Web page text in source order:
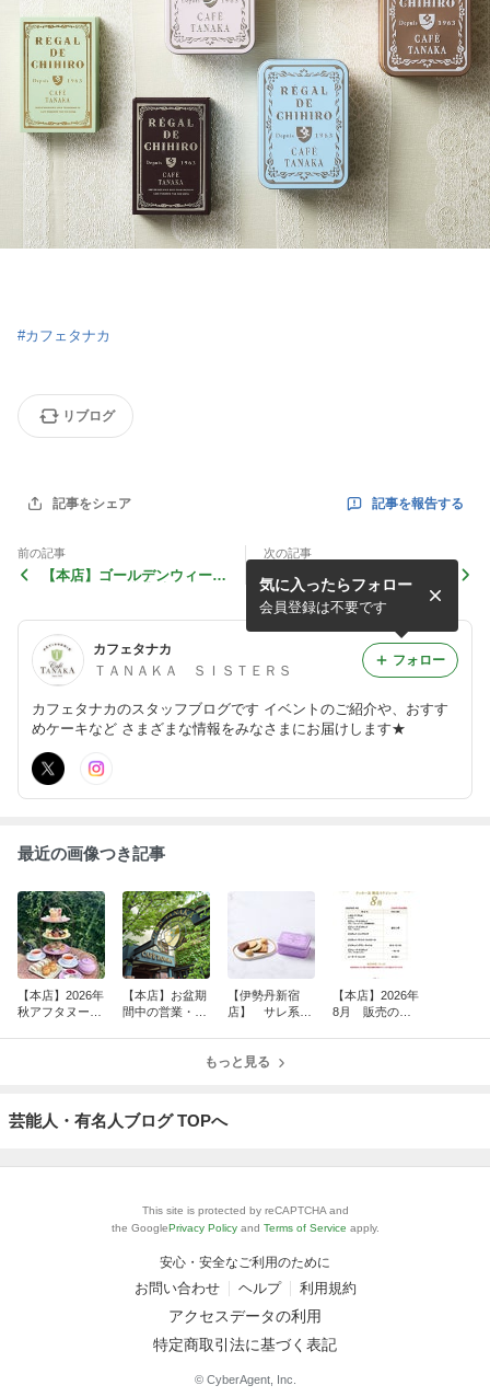
#カフェタナカ
リブログ
記事をシェア 記事を報告する
前の記事
【本店】ゴールデンウィーク
次の記事
商品価格改定のお知らせ(202
3年4月吉日)
カフェタナカ
ＴＡＮＡＫＡ ＳＩＳＴＥＲＳ
カフェタナカのスタッフブログです イベントのご紹介や、おすす
めケーキなど さまざまな情報をみなさまにお届けします★
気に入ったらフォロー
会員登録は不要です
フォロー
最近の画像つき記事
【本店】2026年
秋アフタヌーン
【本店】お盆期
間中の営業・メ
【伊勢丹新宿
店】 サレ系ク
【本店】2026年
8月 販売のク
もっと見る
芸能人・有名人ブログ TOPへ
This site is protected by reCAPTCHA and
the GooglePrivacy Policy and Terms of Service apply.
安心・安全なご利用のために
お問い合わせ ヘルプ 利用規約
アクセスデータの利用
特定商取引法に基づく表記
© CyberAgent, Inc.